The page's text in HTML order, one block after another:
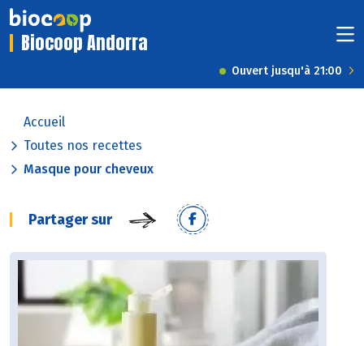
Biocoop Andorra
Ouvert jusqu'à 21:00
Accueil
Toutes nos recettes
Masque pour cheveux
Partager sur